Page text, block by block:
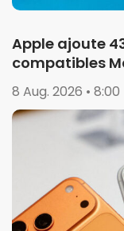
Apple ajoute
compatibles
8 Aug. 2026 • 8:00